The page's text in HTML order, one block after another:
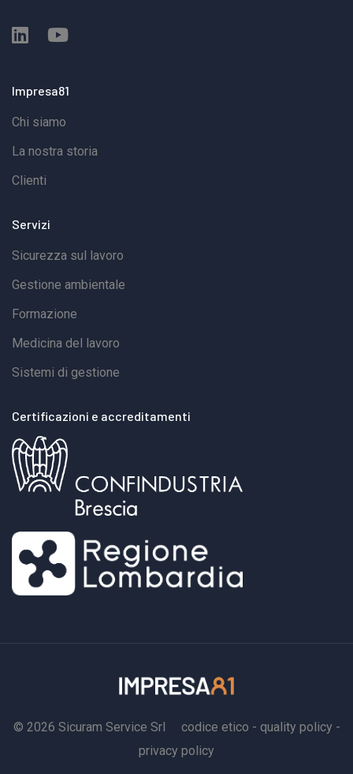
appalto e subappalto;cantieri pubblici e privati
identificabili in modo chiaro).In sostanza: chi entra in
cantiere per lavorare – dipendente, autonomo,
somministrato – dovrà essere identificato tramite
include:dati identificativi del lavoratore (nome,
cognome, foto);impresa di appartenenza e datore di
lavoro;mansione o ruolo prevalente in cantiere;data di
presente;per i lavoratori autonomi, indicazione del
committente.I sistemi più evoluti permettono inoltre
abilitazioni;idoneità sanitaria;prescrizioni o
limitazioni;scadenze da monitorare.Qui sta il vero
valore: il badge diventa un cruscotto portatile sulla
regolarità del lavoratore.Cosa cambia davvero nel tuo
cantiereL’introduzione del badge digitale non è solo
un tema “IT”, ma impatta l’organizzazione quotidiana
filieraÈ più semplice verificare chi è dipendente di chi,
se ci sono subappalti autorizzati, se un lavoratore
autonomo è effettivamente il committente
Impresa81
Chi siamo
La nostra storia
Clienti
Servizi
Sicurezza sul lavoro
Gestione ambientale
Formazione
Medicina del lavoro
Sistemi di gestione
Certificazioni e accreditamenti
© 2026 Sicuram Service Srl codice etico - quality policy -
privacy policy